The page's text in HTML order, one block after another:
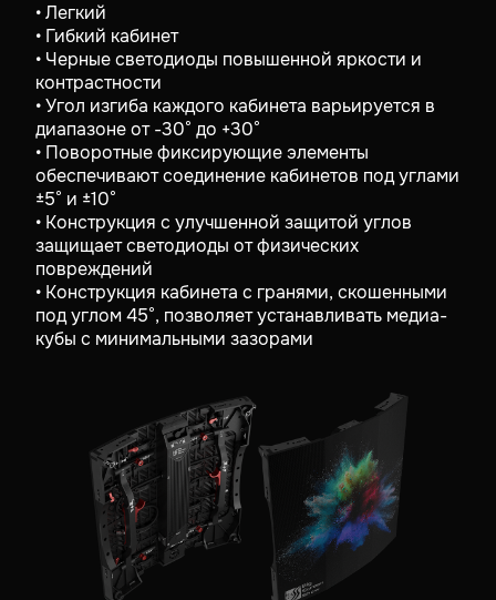
• Легкий
• Гибкий кабинет
• Черные светодиоды повышенной яркости и
контрастности
• Угол изгиба каждого кабинета варьируется в
диапазоне от -30° до +30°
• Поворотные фиксирующие элементы
обеспечивают соединение кабинетов под углами
±5° и ±10°
• Конструкция с улучшенной защитой углов
защищает светодиоды от физических
повреждений
• Конструкция кабинета с гранями, скошенными
под углом 45°, позволяет устанавливать медиа-
кубы с минимальными зазорами